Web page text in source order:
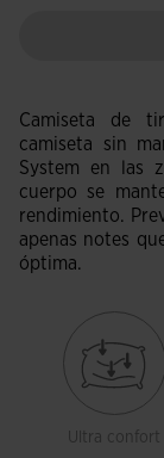
Camiseta de
camiseta sin
System en las
cuerpo se
rendimiento.
apenas notes
óptima.
Ultra confort